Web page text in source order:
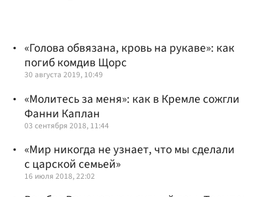
«Голова обвязана, кровь на рукаве»: как
погиб комдив Щорс
30 августа 2019, 10:49
«Молитесь за меня»: как в Кремле сожгли
Фанни Каплан
03 сентября 2018, 11:44
«Мир никогда не узнает, что мы сделали
с царской семьей»
16 июля 2018, 22:02